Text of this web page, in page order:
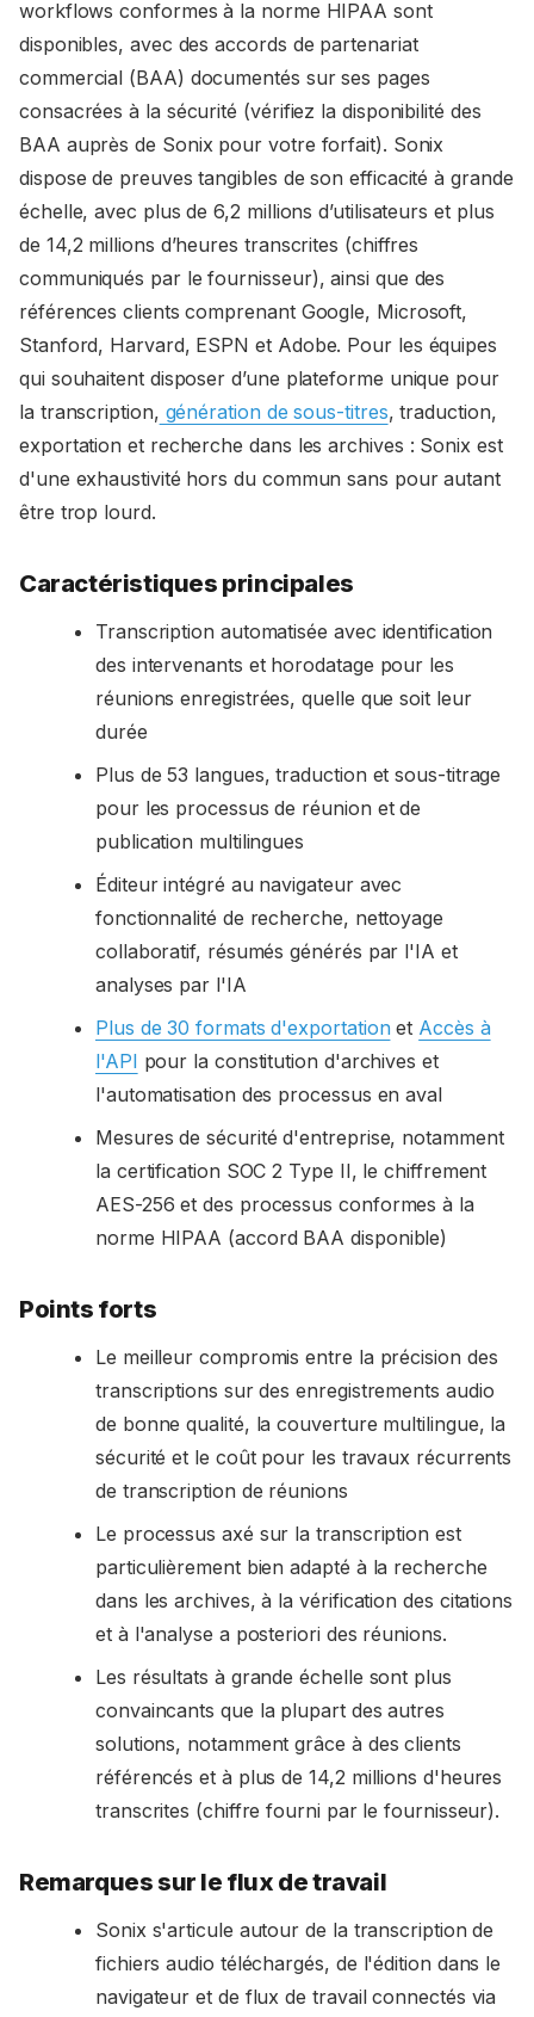
workflows conformes à la norme HIPAA sont
disponibles, avec des accords de partenariat
commercial (BAA) documentés sur ses pages
consacrées à la sécurité (vérifiez la disponibilité des
BAA auprès de Sonix pour votre forfait). Sonix
dispose de preuves tangibles de son efficacité à grande
échelle, avec plus de 6,2 millions d’utilisateurs et plus
de 14,2 millions d’heures transcrites (chiffres
communiqués par le fournisseur), ainsi que des
références clients comprenant Google, Microsoft,
Stanford, Harvard, ESPN et Adobe. Pour les équipes
qui souhaitent disposer d’une plateforme unique pour
la transcription, génération de sous-titres, traduction,
exportation et recherche dans les archives : Sonix est
d'une exhaustivité hors du commun sans pour autant
être trop lourd.
Caractéristiques principales
Transcription automatisée avec identification
des intervenants et horodatage pour les
réunions enregistrées, quelle que soit leur
durée
Plus de 53 langues, traduction et sous-titrage
pour les processus de réunion et de
publication multilingues
Éditeur intégré au navigateur avec
fonctionnalité de recherche, nettoyage
collaboratif, résumés générés par l'IA et
analyses par l'IA
Plus de 30 formats d'exportationet Accès à
l'API pour la constitution d'archives et
l'automatisation des processus en aval
Mesures de sécurité d'entreprise, notamment
la certification SOC 2 Type II, le chiffrement
AES-256 et des processus conformes à la
norme HIPAA (accord BAA disponible)
Points forts
Le meilleur compromis entre la précision des
transcriptions sur des enregistrements audio
de bonne qualité, la couverture multilingue, la
sécurité et le coût pour les travaux récurrents
de transcription de réunions
Le processus axé sur la transcription est
particulièrement bien adapté à la recherche
dans les archives, à la vérification des citations
et à l'analyse a posteriori des réunions.
Les résultats à grande échelle sont plus
convaincants que la plupart des autres
solutions, notamment grâce à des clients
référencés et à plus de 14,2 millions d'heures
transcrites (chiffre fourni par le fournisseur).
Remarques sur le flux de travail
Sonix s'articule autour de la transcription de
fichiers audio téléchargés, de l'édition dans le
navigateur et de flux de travail connectés via